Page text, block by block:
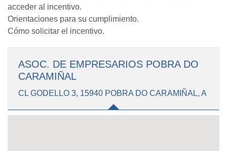
acceder al incentivo.
Orientaciones para su cumplimiento.
Cómo solicitar el incentivo.
ASOC. DE EMPRESARIOS POBRA DO
CARAMIÑAL
CL GODELLO 3, 15940 POBRA DO CARAMIÑAL, A